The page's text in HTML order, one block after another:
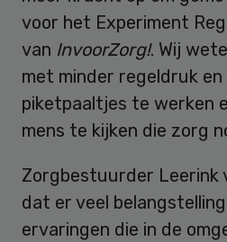
voor het Experiment
van InvoorZorg!. Wij
met minder regeldruk en
piketpaaltjes te werken
mens te kijken die zorg
Zorgbestuurder Leerink
dat er veel
ervaringen die in de